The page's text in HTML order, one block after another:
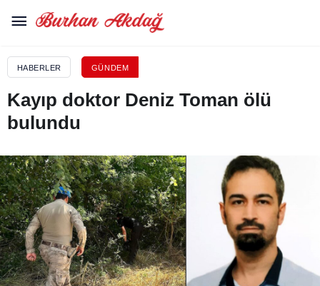
HABERLER GÜNDEM
Kayıp doktor Deniz Toman ölü
bulundu